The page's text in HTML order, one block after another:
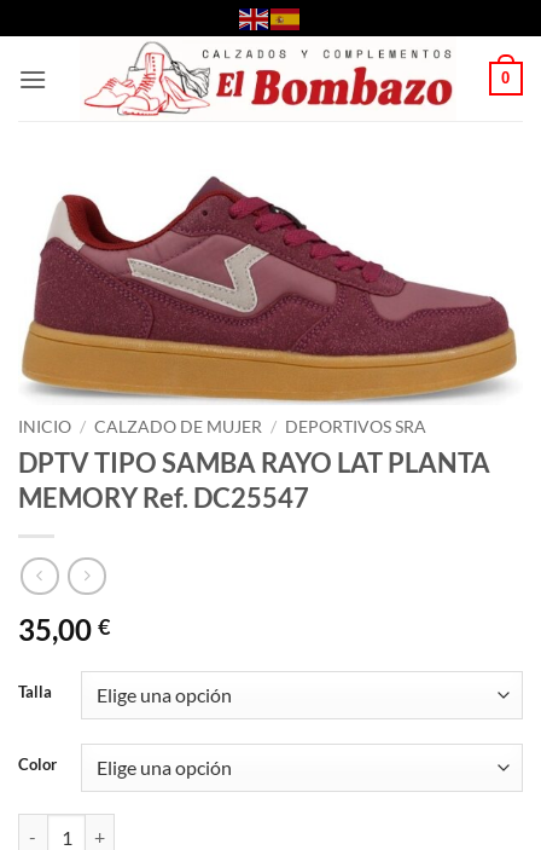
al
contenido
0
INICIO / CALZADO DE MUJER / DEPORTIVOS SRA
DPTV TIPO SAMBA RAYO LAT PLANTA
MEMORY Ref. DC25547
35,00 €
Talla
Color